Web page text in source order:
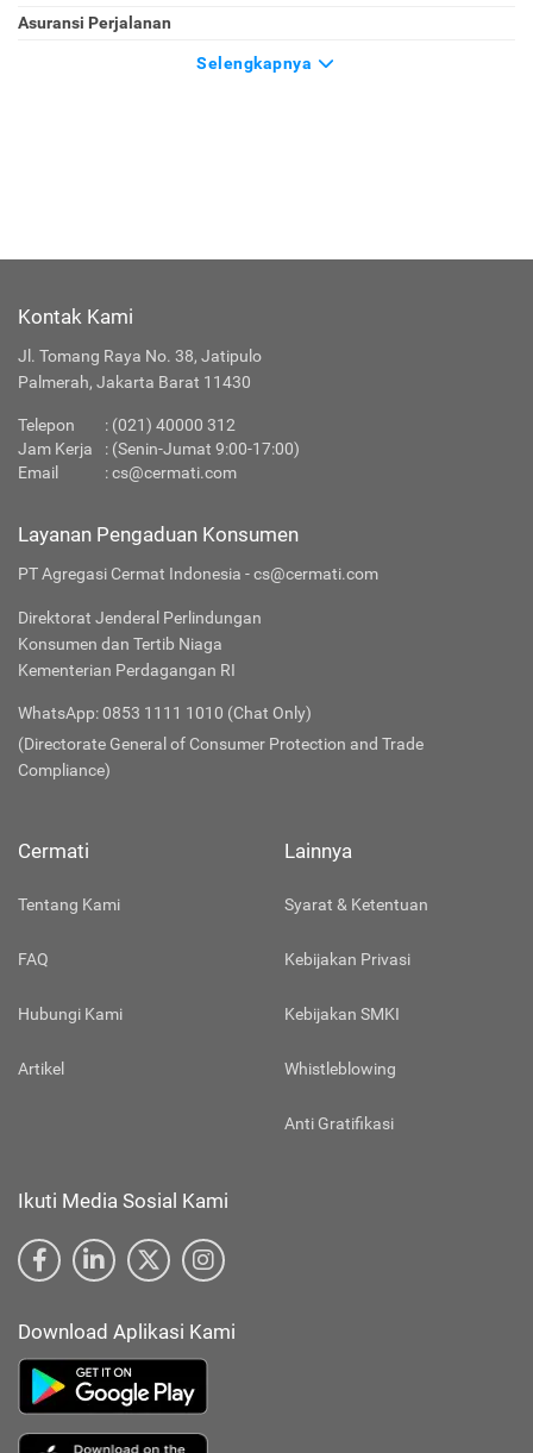
Asuransi Perjalanan
Selengkapnya
Kontak Kami
Jl. Tomang Raya No. 38, Jatipulo
Palmerah, Jakarta Barat 11430
Telepon : (021) 40000 312
Jam Kerja
: (Senin-Jumat 9:00-17:00)
Email
:cs@cermati.com
Layanan Pengaduan Konsumen
PT Agregasi Cermat Indonesia - cs@cermati.com
Direktorat Jenderal Perlindungan
Konsumen dan Tertib Niaga
Kementerian Perdagangan RI
WhatsApp: 0853 1111 1010 (Chat Only)
(Directorate General of Consumer Protection and Trade
Compliance)
Cermati
Tentang Kami
FAQ
Hubungi Kami
Artikel
Lainnya
Syarat & Ketentuan
Kebijakan Privasi
Kebijakan SMKI
Whistleblowing
Anti Gratifikasi
Ikuti Media Sosial Kami
Download Aplikasi Kami